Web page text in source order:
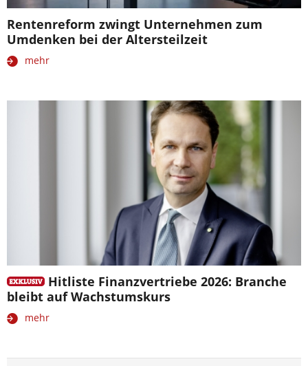
Rentenreform zwingt Unternehmen zum
Umdenken bei der Altersteilzeit
mehr
Hitliste Finanzvertriebe 2026: Branche
bleibt auf Wachstumskurs
mehr